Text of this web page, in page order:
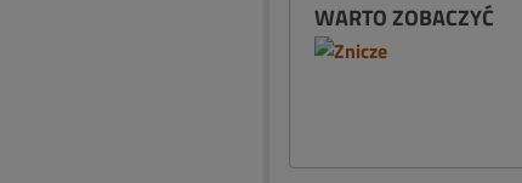
WARTO ZOBACZYĆ